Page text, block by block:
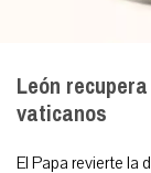
León
vaticanos
El Papa revierte la